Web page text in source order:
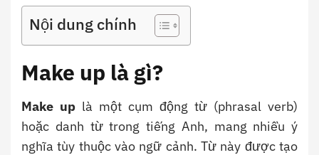
Nội dung chính
Make up là gì?
Make up là một cụm động từ (phrasal verb)
hoặc danh từ trong tiếng Anh, mang nhiều ý
nghĩa tùy thuộc vào ngữ cảnh. Từ này được tạo